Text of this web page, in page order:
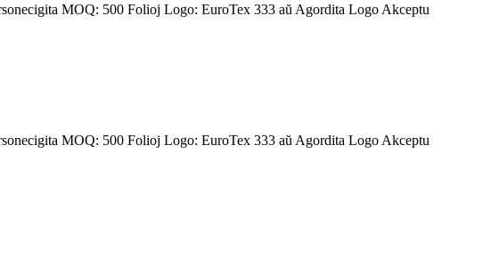
MOQ: 500 Folioj Logo: EuroTex 333 aŭ Agordita Logo Akceptu
MOQ: 500 Folioj Logo: EuroTex 333 aŭ Agordita Logo Akceptu